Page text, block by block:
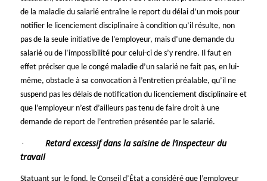
de la maladie du salarié entraîne le report du délai d’un mois pour
notifier le licenciement disciplinaire à condition qu’il résulte, non
pas de la seule initiative de l’employeur, mais d’une demande du
salarié ou de l’impossibilité pour celui-ci de s’y rendre. Il faut en
effet préciser que le congé maladie d’un salarié ne fait pas, en lui-
même, obstacle à sa convocation à l’entretien préalable, qu’il ne
suspend pas les délais de notification du licenciement disciplinaire et
que l’employeur n’est d’ailleurs pas tenu de faire droit à une
demande de report de l’entretien présentée par le salarié.
· Retard excessif dans la saisine de l’inspecteur du
travail
Statuant sur le fond, le Conseil d’État a considéré que l’employeur